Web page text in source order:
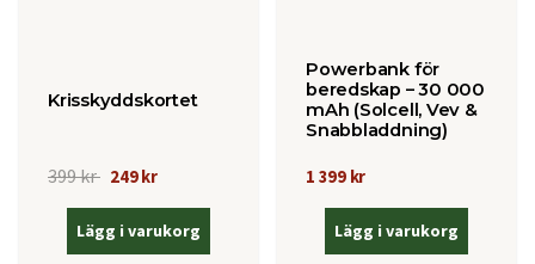
Krisskyddskortet
399 kr 249 kr
Lägg i varukorg
Powerbank för
beredskap – 30 000
mAh (Solcell, Vev &
Snabbladdning)
1 399 kr
Lägg i varukorg